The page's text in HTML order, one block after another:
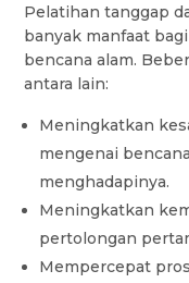
Pelatihan tanggap
banyak manfaat
bencana alam.
antara lain:
Meningkatkan
mengenai
menghadapinya.
Meningkatkan
pertolongan
Mempercepat